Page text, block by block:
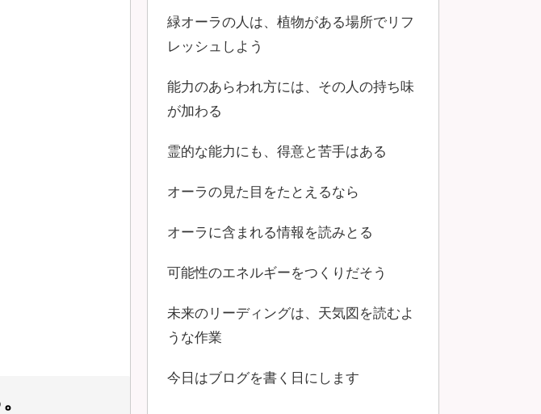
緑オーラの人は、植物がある場所でリフ
レッシュしよう
能力のあらわれ方には、その人の持ち味
が加わる
霊的な能力にも、得意と苦手はある
オーラの見た目をたとえるなら
オーラに含まれる情報を読みとる
可能性のエネルギーをつくりだそう
未来のリーディングは、天気図を読むよ
うな作業
今日はブログを書く日にします